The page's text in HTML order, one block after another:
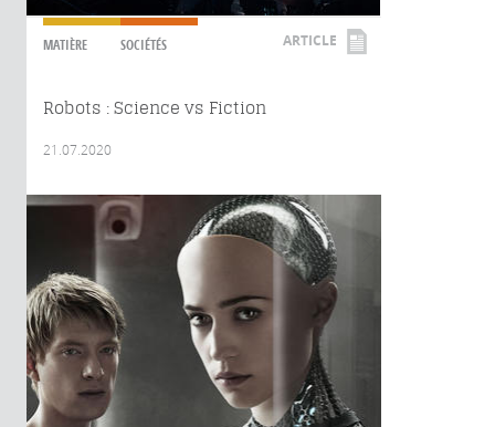
MATIÈRE SOCIÉTÉS ARTICLE
Robots : Science vs Fiction
21.07.2020